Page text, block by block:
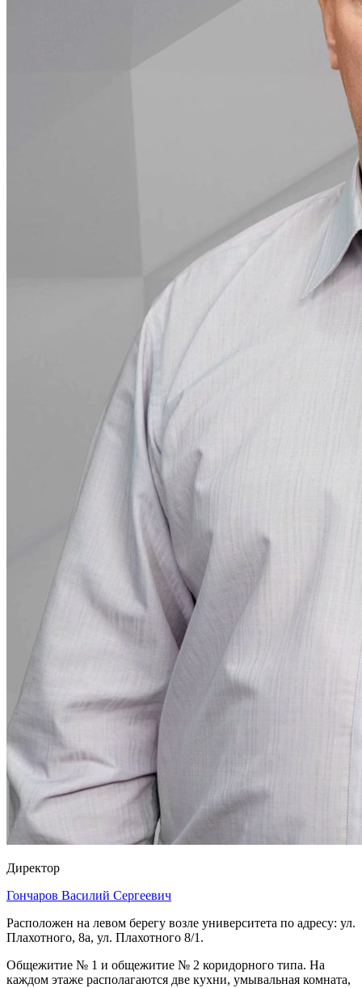
Директор
Гончаров Василий Сергеeвич
Расположен на левом берегу возле университета по адресу: ул.
Плахотного, 8а, ул. Плахотного 8/1.
Общежитие № 1 и общежитие № 2 коридорного типа. На
каждом этаже располагаются две кухни, умывальная комната,